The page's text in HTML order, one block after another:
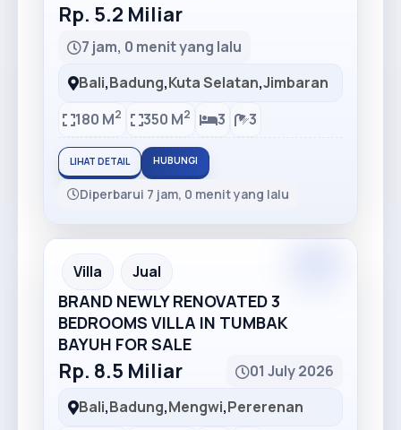
Rp. 5.2 Miliar
7 jam, 0 menit yang lalu
Bali,Badung,Kuta Selatan,Jimbaran
180 M2 350 M2 3 3
LIHAT DETAIL HUBUNGI
Diperbarui 7 jam, 0 menit yang lalu
Recommended
Villa Jual
BRAND NEWLY RENOVATED 3
BEDROOMS VILLA IN TUMBAK
BAYUH FOR SALE
Rp. 8.5 Miliar
01 July 2026
Bali,Badung,Mengwi,Pererenan